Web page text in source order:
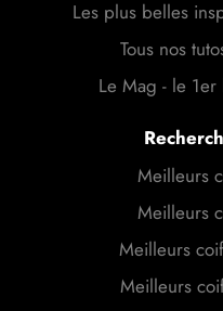
Tous nos
Le Mag - le
Meilleurs
Meilleurs
Meilleurs
Meilleurs
Meilleurs